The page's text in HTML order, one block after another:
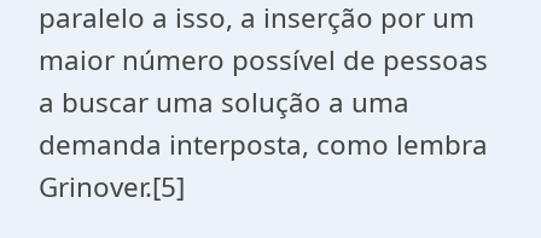
paralelo a isso, a inserção por um
maior número possível de pessoas
a buscar uma solução a uma
demanda interposta, como lembra
Grinover.[5]